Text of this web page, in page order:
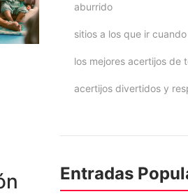
aburrido
sitios a los que ir
los mejores acertijos de
acertijos divertidos y
Entradas